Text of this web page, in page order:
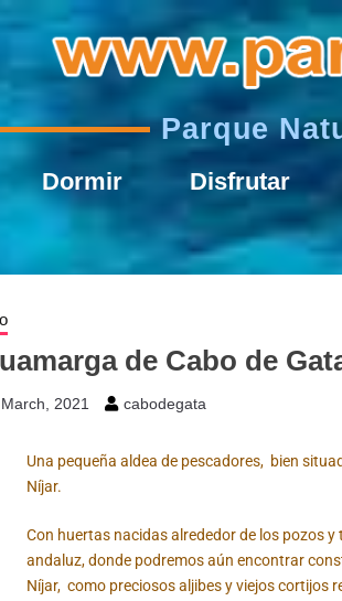
Parque
Dormir Disfrutar
de Cabo de
2021 cabodegata
Una pequeña aldea de pescadores, bien
Níjar.
Con huertas nacidas alrededor de los pozos
andaluz, donde podremos aún encontrar
Níjar, como preciosos aljibes y viejos cortijos